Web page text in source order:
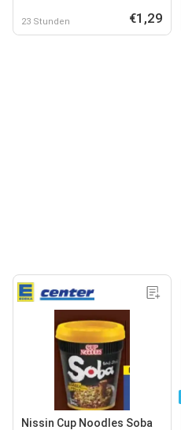
23 Stunden €1,29
Nissin Cup Noodles Soba